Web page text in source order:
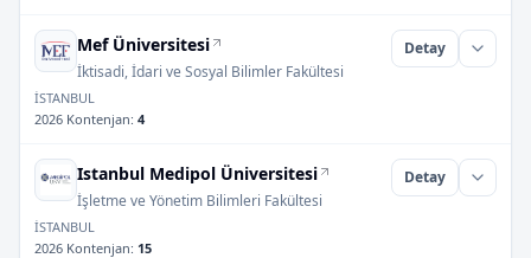
Mef Üniversitesi
İktisadi, İdari ve Sosyal Bilimler Fakültesi
Detay
İSTANBUL
2026 Kontenjan: 4
Istanbul Medipol Üniversitesi
İşletme ve Yönetim Bilimleri Fakültesi
Detay
İSTANBUL
2026 Kontenjan: 15